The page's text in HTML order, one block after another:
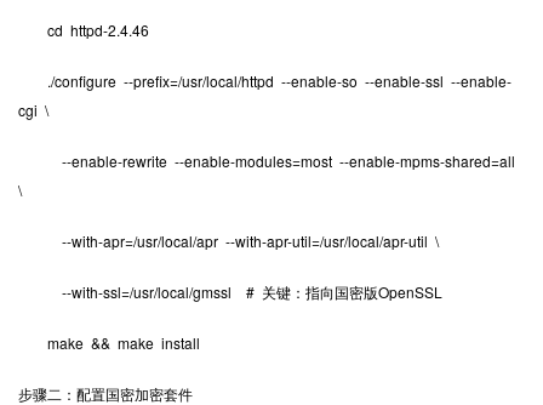
cd httpd-2.4.46
./configure --prefix=/usr/local/httpd --enable-so --enable-ssl --enable-
cgi \
--enable-rewrite --enable-modules=most --enable-mpms-shared=all
\
--with-apr=/usr/local/apr --with-apr-util=/usr/local/apr-util \
--with-ssl=/usr/local/gmssl # 关键：指向国密版OpenSSL
make && make install
步骤二：配置国密加密套件